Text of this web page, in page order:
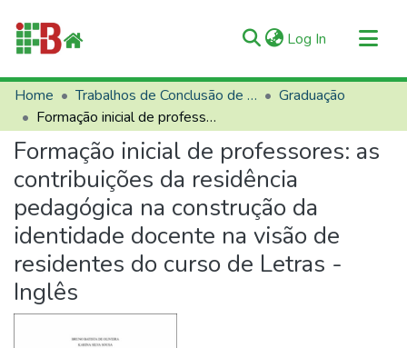
Log In (current)
Communities & Collections
All of RIIFB
Manuals and Terms
Statistics
About RIIFB
Help
Contacts
Home Trabalhos de Conclusão de Curso (TCCs)
Graduação
Formação inicial de professores: as contribuições da residência pedagógica na construção da identidade docente na visão de residentes do curso de Letras - Inglês
Formação inicial de professores: as
contribuições da residência
pedagógica na construção da
identidade docente na visão de
residentes do curso de Letras -
Inglês